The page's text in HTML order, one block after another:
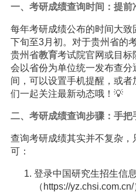
一、考研成绩查询时间：提前
每年考研成绩公布的时间大
下旬至3月初。对于贵州省的
贵州省教育考试院官网或目标
会以省份为单位统一发布查
间，可以设置手机提醒，或
们一起关注最新动态哦！💡
二、考研成绩查询步骤：手把
查询考研成绩其实并不复杂，
可：
登录中国研究生招生信
（https://yz.chsi.com.cn/